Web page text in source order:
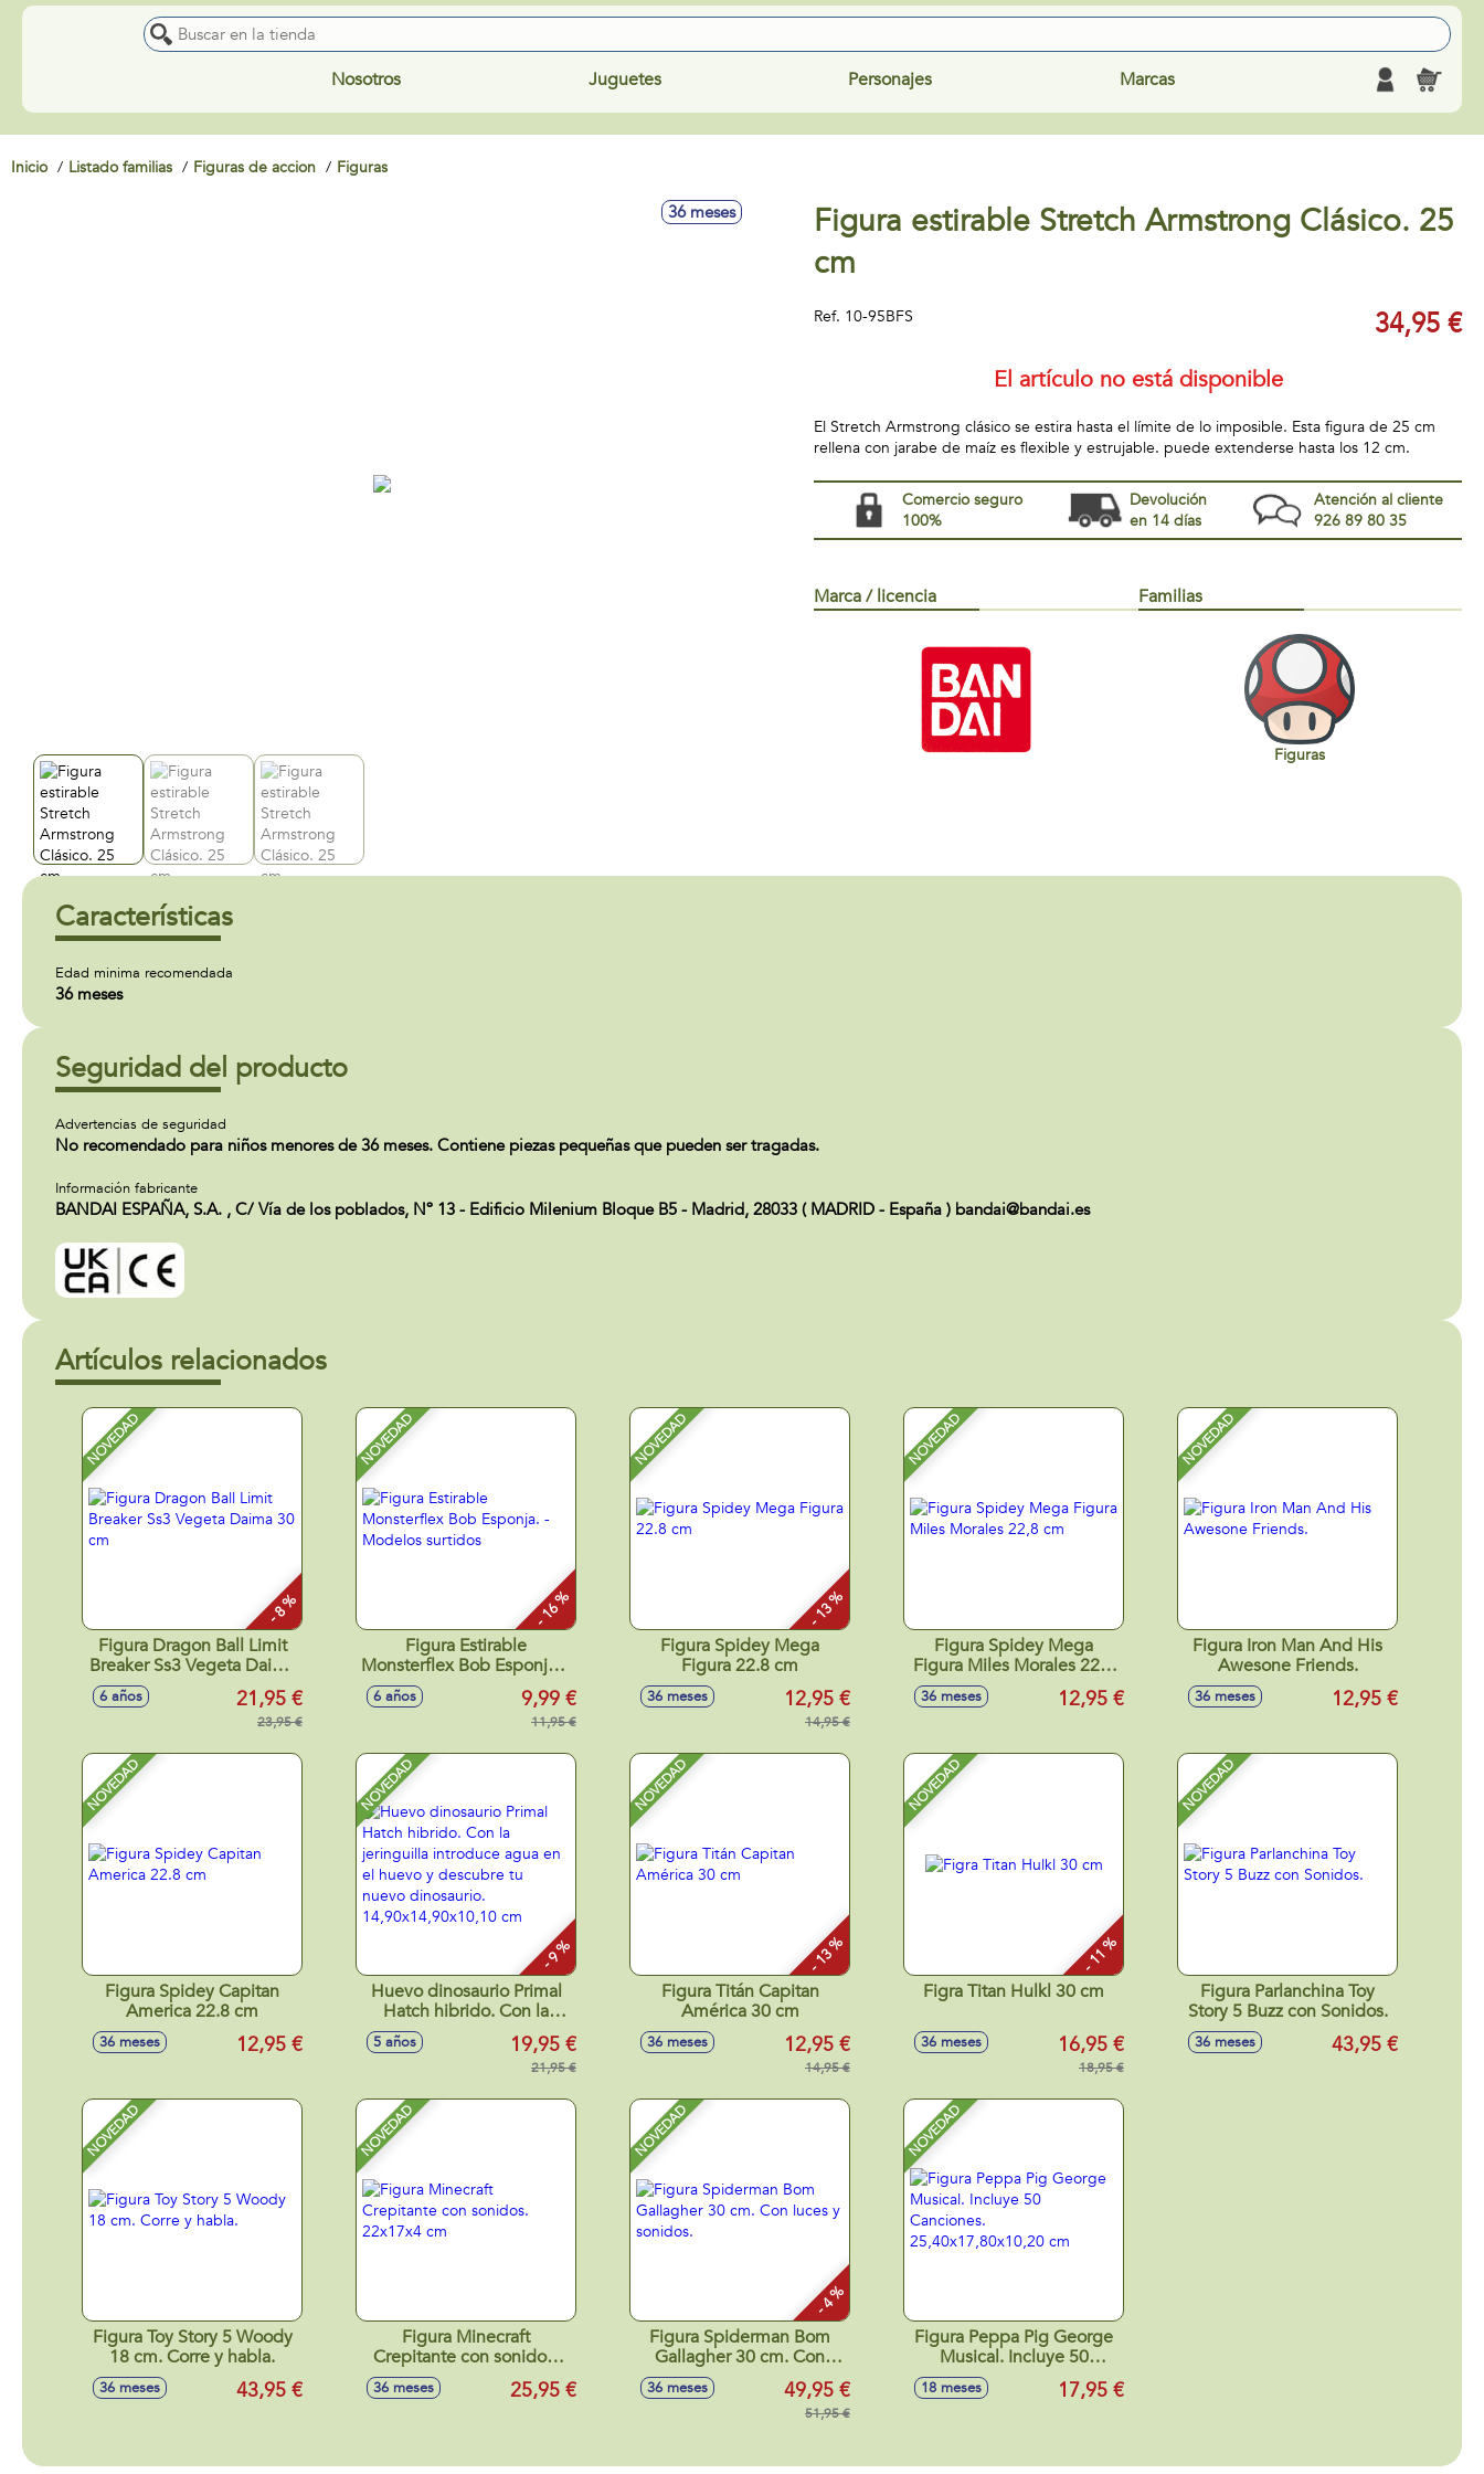
Nosotros Juguetes Personajes Marcas
Inicio Listado familias Figuras de accion Figuras
36 meses
Figura estirable Stretch Armstrong Clásico. 25
cm
Ref. 10-95BFS 34,95 €
El artículo no está disponible
El Stretch Armstrong clásico se estira hasta el límite de lo imposible. Esta figura de 25 cm
rellena con jarabe de maíz es flexible y estrujable. puede extenderse hasta los 12 cm.
Comercio seguro
100%
Devolución
en 14 días
Atención al cliente
926 89 80 35
Marca / licencia Familias
Figuras
Características
Edad minima recomendada
36 meses
Seguridad del producto
Advertencias de seguridad
No recomendado para niños menores de 36 meses. Contiene piezas pequeñas que pueden ser tragadas.
Información fabricante
BANDAI ESPAÑA, S.A. , C/ Vía de los poblados, Nº 13 - Edificio Milenium Bloque B5 - Madrid, 28033 ( MADRID - España ) bandai@bandai.es
Artículos relacionados
NOVEDAD
- 8 %
Figura Dragon Ball Limit
Breaker Ss3 Vegeta Daima
6 años 21,95 €
23,95 €
NOVEDAD
- 16 %
Figura Estirable
Monsterflex Bob Esponja. -
Modelos surtidos
6 años 9,99 €
11,95 €
NOVEDAD
- 13 %
Figura Spidey Mega
Figura 22.8 cm
36 meses 12,95 €
14,95 €
NOVEDAD
Figura Spidey Mega
Figura Miles Morales 22,8
36 meses 12,95 €
NOVEDAD
Figura Iron Man And His
Awesone Friends.
36 meses 12,95 €
NOVEDAD
Figura Spidey Capitan
America 22.8 cm
36 meses 12,95 €
NOVEDAD
- 9 %
Huevo dinosaurio Primal
Hatch hibrido. Con la
jeringuilla introduce agua
en el huevo y descubre tu
nuevo dinosaurio.
5 años 19,95 €
21,95 €
NOVEDAD
- 13 %
Figura Titán Capitan
América 30 cm
36 meses 12,95 €
14,95 €
NOVEDAD
- 11 %
Figra Titan Hulkl 30 cm
36 meses 16,95 €
18,95 €
NOVEDAD
Figura Parlanchina Toy
Story 5 Buzz con Sonidos.
36 meses 43,95 €
NOVEDAD
Figura Toy Story 5 Woody
18 cm. Corre y habla.
36 meses 43,95 €
NOVEDAD
Figura Minecraft
Crepitante con sonidos.
22x17x4 cm
36 meses 25,95 €
NOVEDAD
- 4 %
Figura Spiderman Bom
Gallagher 30 cm. Con
luces y sonidos.
36 meses 49,95 €
51,95 €
NOVEDAD
Figura Peppa Pig George
Musical. Incluye 50
Canciones.
25,40x17,80x10,20 cm
18 meses 17,95 €